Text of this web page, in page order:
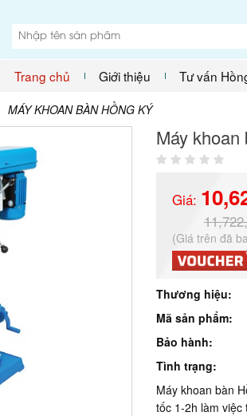
Trang chủ Giới thiệu Tư vấn
MÁY KHOAN BÀN HỒNG KÝ
Máy khoan
Giá:
(Giá trên đã
Thương hiệu:
Mã sản phẩm:
Bảo hành:
Tình trạng:
Máy khoan bàn
tốc 1-2h làm